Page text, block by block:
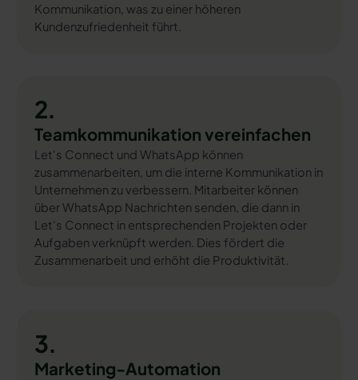
Kommunikation, was zu einer höheren
Kundenzufriedenheit führt.
2.
Teamkommunikation vereinfachen
Let's Connect und WhatsApp können
zusammenarbeiten, um die interne Kommunikation in
Unternehmen zu verbessern. Mitarbeiter können
über WhatsApp Nachrichten senden, die dann in
Let's Connect in entsprechenden Projekten oder
Aufgaben verknüpft werden. Dies fördert die
Zusammenarbeit und erhöht die Produktivität.
3.
Marketing-Automation